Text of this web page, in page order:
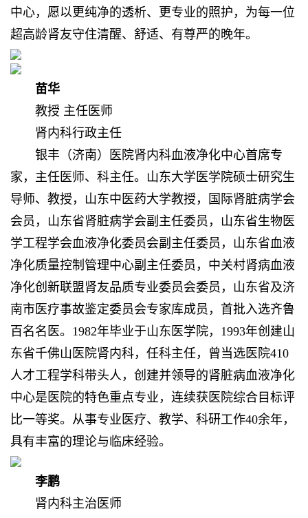
中心，愿以更纯净的透析、更专业的照护，为每一位
超高龄肾友守住清醒、舒适、有尊严的晚年。
苗华
教授 主任医师
肾内科行政主任
银丰（济南）医院肾内科血液净化中心首席专
家，主任医师、科主任。山东大学医学院硕士研究生
导师、教授，山东中医药大学教授，国际肾脏病学会
会员，山东省肾脏病学会副主任委员，山东省生物医
学工程学会血液净化委员会副主任委员，山东省血液
净化质量控制管理中心副主任委员，中关村肾病血液
净化创新联盟肾友品质专业委员会委员，山东省及济
南市医疗事故鉴定委员会专家库成员，首批入选齐鲁
百名名医。1982年毕业于山东医学院，1993年创建山
东省千佛山医院肾内科，任科主任，曾当选医院410
人才工程学科带头人，创建并领导的肾脏病血液净化
中心是医院的特色重点专业，连续获医院综合目标评
比一等奖。从事专业医疗、教学、科研工作40余年，
具有丰富的理论与临床经验。
李鹏
肾内科主治医师